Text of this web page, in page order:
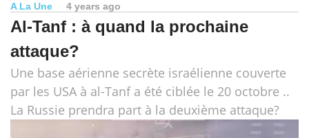
A La Une 4 years ago
Al-Tanf : à quand la prochaine
attaque?
Une base aérienne secrète israélienne couverte
par les USA à al-Tanf a été ciblée le 20 octobre ..
La Russie prendra part à la deuxième attaque?